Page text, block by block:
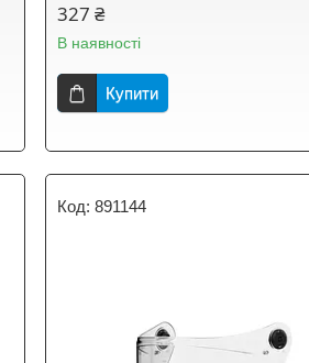
327 ₴
В наявності
Купити
891144